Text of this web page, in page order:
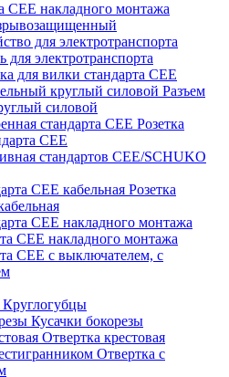
CEE накладного монтажа
для электротранспорта
для электротранспорта
для вилки стандарта CEE
Разъем
силовой
Розетка
CEE
стандартов CEE/SCHUKO
Розетка
СЕЕ накладного монтажа
СЕЕ с выключателем, с
Круглогубцы
Кусачки бокорезы
Отвертка крестовая
Отвертка с